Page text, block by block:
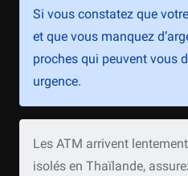
Si vous constatez que
et que vous manquez
proches qui peuvent vous
urgence.
Les ATM arrivent
isolés en Thaïlande,